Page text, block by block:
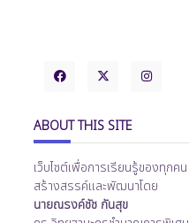
ABOUT THIS SITE
เว็บไซต์เพื่อการเรียนรู้ของทุกคน
สร้างสรรค์และพัฒนาโดย
นายณรงค์ชัช กันสุข